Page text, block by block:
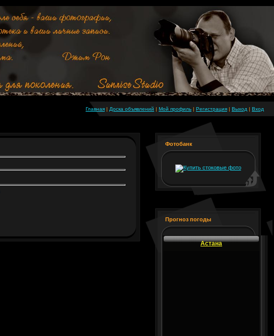
Главная | Доска объявлений | Мой профиль | Регистрация | Выход | Вход
Фотобанк
Прогноз погоды
Астана